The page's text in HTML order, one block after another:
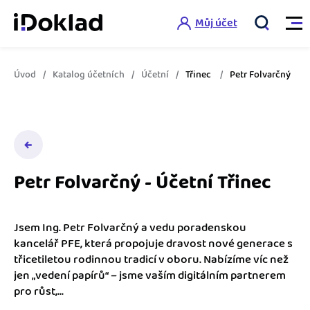
Hlídání cashflow
Spolupráce s účetní
Výkazy pro úřady
Propojení na další systémy
Vzdělání
Jak začít s iDokladem
Jak začít podnikat
Šablony faktur
Šablona pro plátce DPH
Šablona pro neplátce DPH
Můj účet
Úvod Katalog účetních Účetní Třinec Petr Folvarčný
Petr Folvarčný - Účetní Třinec
Jsem Ing. Petr Folvarčný a vedu poradenskou
kancelář PFE, která propojuje dravost nové generace s
třicetiletou rodinnou tradicí v oboru. Nabízíme víc než
jen „vedení papírů“ – jsme vaším digitálním partnerem
pro růst,...